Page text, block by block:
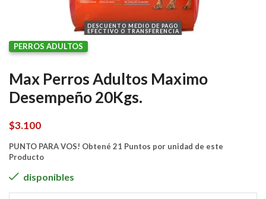
DESCUENTO MEDIO DE PAGO
EFECTIVO O TRANSFERENCIA
PERROS ADULTOS
Max Perros Adultos Maximo
Desempeño 20Kgs.
$3.100
PUNTO PARA VOS! Obtené 21 Puntos por unidad de este
Producto
disponibles